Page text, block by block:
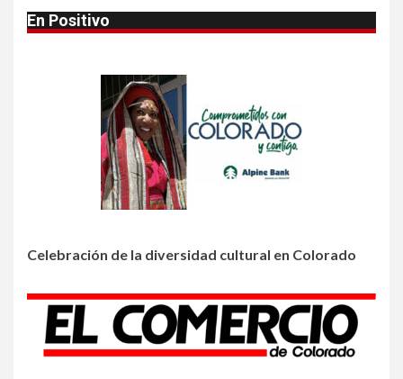
• HOGAR Y SALUD LOCAL NOTICIAS
Reportan en Colorado 110
consumo de jalapeños
• HOGAR Y SALUD LOCAL NOTICIAS
Prevenga picaduras de
insectos de verano en
Colorado
• HOGAR Y SALUD LOCAL NOTICIAS
aire amenazan Colorado
En Positivo
Celebración de la diversidad cultural en Colorado